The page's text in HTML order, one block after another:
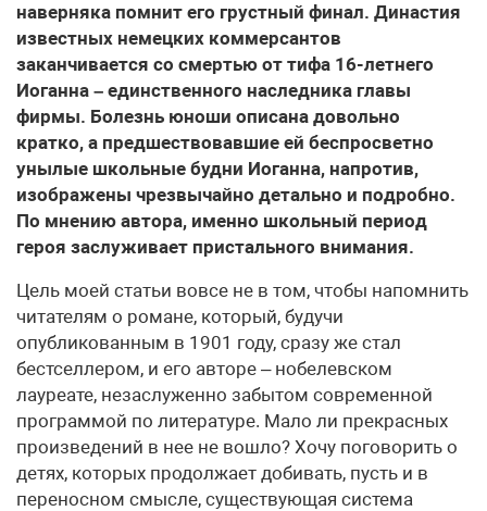
наверняка помнит его грустный финал. Династия
известных немецких коммерсантов
заканчивается со смертью от тифа 16-летнего
Иоганна – единственного наследника главы
фирмы. Болезнь юноши описана довольно
кратко, а предшествовавшие ей беспросветно
унылые школьные будни Иоганна, напротив,
изображены чрезвычайно детально и подробно.
По мнению автора, именно школьный период
героя заслуживает пристального внимания.
Цель моей статьи вовсе не в том, чтобы напомнить
читателям о романе, который, будучи
опубликованным в 1901 году, сразу же стал
бестселлером, и его авторе – нобелевском
лауреате, незаслуженно забытом современной
программой по литературе. Мало ли прекрасных
произведений в нее не вошло? Хочу поговорить о
детях, которых продолжает добивать, пусть и в
переносном смысле, существующая система